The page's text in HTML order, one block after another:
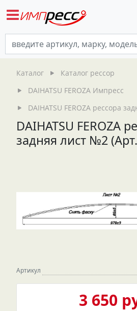
Каталог
Каталог рессор
DAIHATSU FEROZA Импресс
DAIHATSU FEROZA рессора
DAIHATSU FEROZA
задняя лист №2
Артикул
3 650